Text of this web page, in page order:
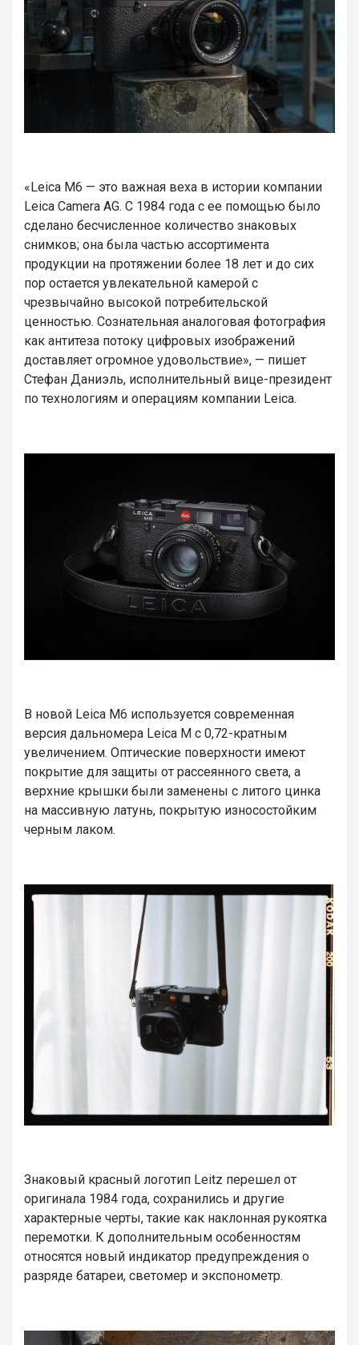
«Leica M6 — это важная веха в истории компании
Leica Camera AG. С 1984 года с ее помощью было
сделано бесчисленное количество знаковых
снимков; она была частью ассортимента
продукции на протяжении более 18 лет и до сих
пор остается увлекательной камерой с
чрезвычайно высокой потребительской
ценностью. Сознательная аналоговая фотография
как антитеза потоку цифровых изображений
доставляет огромное удовольствие», — пишет
Стефан Даниэль, исполнительный вице-президент
по технологиям и операциям компании Leica.
В новой Leica M6 используется современная
версия дальномера Leica M с 0,72-кратным
увеличением. Оптические поверхности имеют
покрытие для защиты от рассеянного света, а
верхние крышки были заменены с литого цинка
на массивную латунь, покрытую износостойким
черным лаком.
Знаковый красный логотип Leitz перешел от
оригинала 1984 года, сохранились и другие
характерные черты, такие как наклонная рукоятка
перемотки. К дополнительным особенностям
относятся новый индикатор предупреждения о
разряде батареи, светомер и экспонометр.